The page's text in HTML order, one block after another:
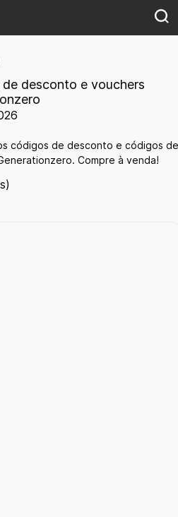
desconto e vouchers
códigos de desconto e códigos de
Compre à venda!